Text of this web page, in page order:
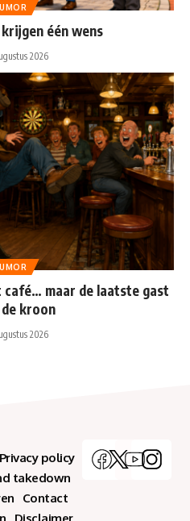
één wens
2026
maar de laatste gast
kroon
2026
Privacy policy
takedown
Contact